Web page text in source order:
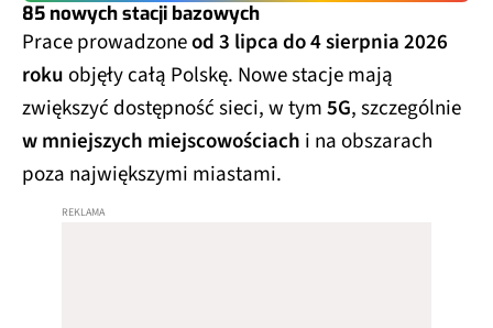
85 nowych stacji bazowych
Prace prowadzoneod 3 lipca do 4 sierpnia 2026
rokuobjęły całą Polskę. Nowe stacje mają
zwiększyć dostępność sieci, w tym5G, szczególnie
w mniejszych miejscowościach i na obszarach
poza największymi miastami.